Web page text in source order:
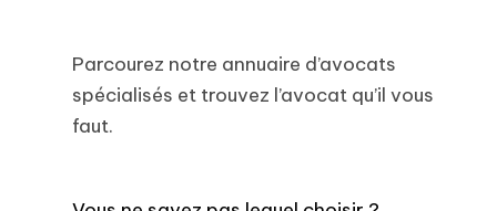
Parcourez notre annuaire d’avocats
spécialisés et trouvez l’avocat qu’il vous
faut.